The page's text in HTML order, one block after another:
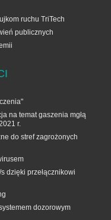
ruchu TriTech
publicznych
na temat gaszenia mgłą
r.
do stref zagrożonych
dzięki przełącznikowi
dozorowym